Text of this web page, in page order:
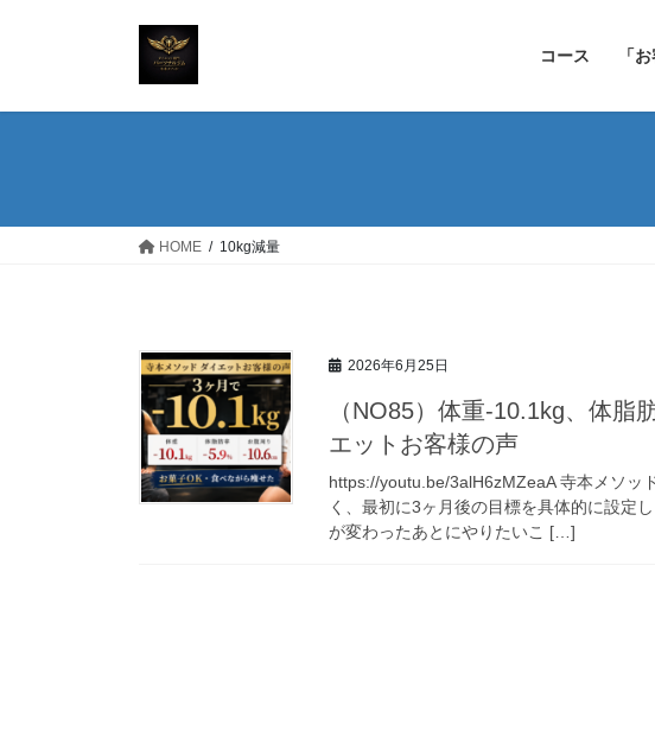
コース 「
HOME 10kg減量
2026年6月25日
（NO85）体重-10.1kg、体脂
エットお客様の声
https://youtu.be/3alH6zMZeaA 寺本メソッ
く、最初に3ヶ月後の目標を具体的に設定
が変わったあとにやりたいこ […]